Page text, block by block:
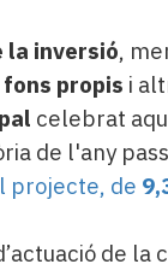
la inversió,
fons propis i
celebrat
de l'any
projecte, de
de